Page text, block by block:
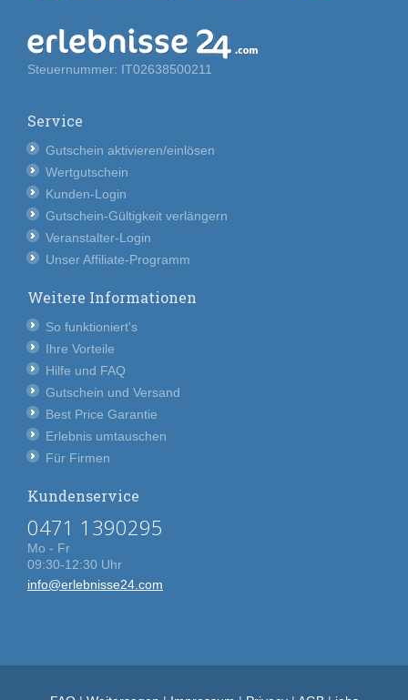
Steuernummer: IT02638500211
Service
Gutschein aktivieren/einlösen
Wertgutschein
Kunden-Login
Gutschein-Gültigkeit verlängern
Veranstalter-Login
Unser Affiliate-Programm
Weitere Informationen
So funktioniert's
Ihre Vorteile
Hilfe und FAQ
Gutschein und Versand
Best Price Garantie
Erlebnis umtauschen
Für Firmen
Kundenservice
0471 1390295
Mo - Fr
09:30-12:30 Uhr
info@erlebnisse24.com